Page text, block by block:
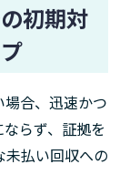
初期対
合、迅速かつ
らず、証拠を
払い回収への